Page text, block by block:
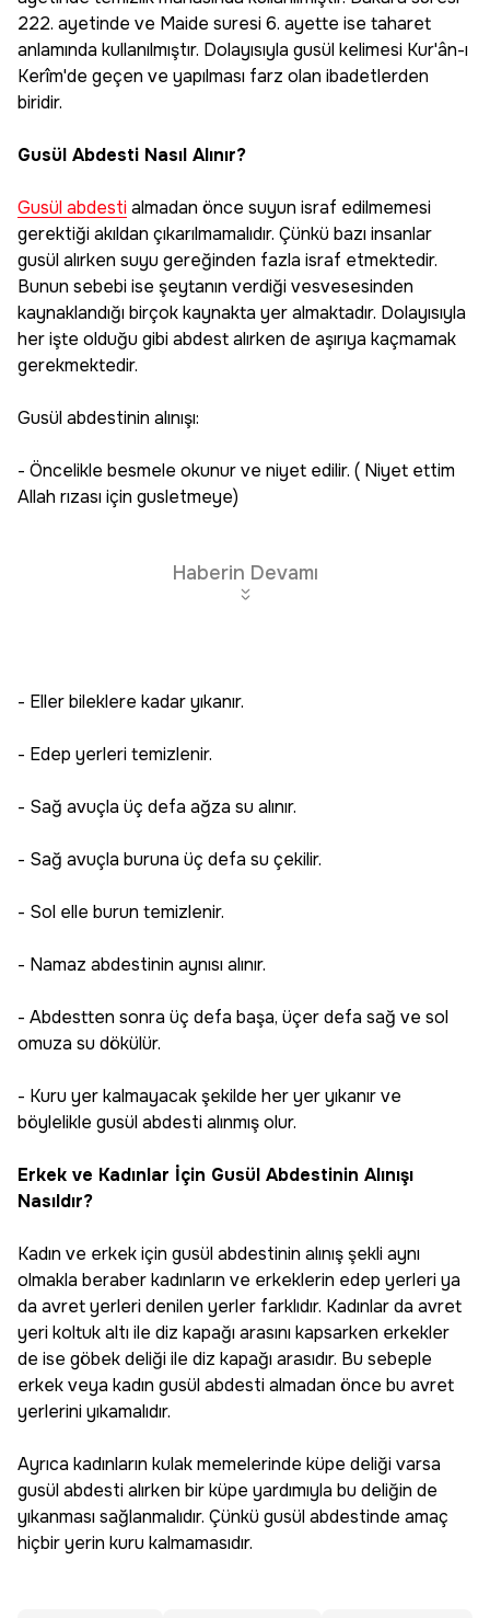
222. ayetinde ve Maide suresi 6. ayette ise taharet
anlamında kullanılmıştır. Dolayısıyla gusül kelimesi Kur'ân-ı
Kerîm'de geçen ve yapılması farz olan ibadetlerden
biridir.
Gusül Abdesti Nasıl Alınır?
Gusül abdestialmadan önce suyun israf edilmemesi
gerektiği akıldan çıkarılmamalıdır. Çünkü bazı insanlar
gusül alırken suyu gereğinden fazla israf etmektedir.
Bunun sebebi ise şeytanın verdiği vesvesesinden
kaynaklandığı birçok kaynakta yer almaktadır. Dolayısıyla
her işte olduğu gibi abdest alırken de aşırıya kaçmamak
gerekmektedir.
Gusül abdestinin alınışı:
- Öncelikle besmele okunur ve niyet edilir. ( Niyet ettim
Allah rızası için gusletmeye)
Haberin Devamı
- Eller bileklere kadar yıkanır.
- Edep yerleri temizlenir.
- Sağ avuçla üç defa ağza su alınır.
- Sağ avuçla buruna üç defa su çekilir.
- Sol elle burun temizlenir.
- Namaz abdestinin aynısı alınır.
- Abdestten sonra üç defa başa, üçer defa sağ ve sol
omuza su dökülür.
- Kuru yer kalmayacak şekilde her yer yıkanır ve
böylelikle gusül abdesti alınmış olur.
Erkek ve Kadınlar İçin Gusül Abdestinin Alınışı
Nasıldır?
Kadın ve erkek için gusül abdestinin alınış şekli aynı
olmakla beraber kadınların ve erkeklerin edep yerleri ya
da avret yerleri denilen yerler farklıdır. Kadınlar da avret
yeri koltuk altı ile diz kapağı arasını kapsarken erkekler
de ise göbek deliği ile diz kapağı arasıdır. Bu sebeple
erkek veya kadın gusül abdesti almadan önce bu avret
yerlerini yıkamalıdır.
Ayrıca kadınların kulak memelerinde küpe deliği varsa
gusül abdesti alırken bir küpe yardımıyla bu deliğin de
yıkanması sağlanmalıdır. Çünkü gusül abdestinde amaç
hiçbir yerin kuru kalmamasıdır.